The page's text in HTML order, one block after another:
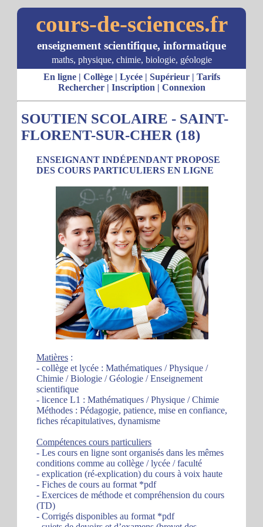
cours-de-sciences.fr
enseignement scientifique, informatique
maths, physique, chimie, biologie, géologie
En ligne| Collège| Lycée| Supérieur| Tarifs
Rechercher| Inscription | Connexion
SOUTIEN SCOLAIRE - SAINT-
FLORENT-SUR-CHER (18)
ENSEIGNANT INDÉPENDANT PROPOSE
DES COURS PARTICULIERS EN LIGNE
Matières :
- collège et lycée : Mathématiques / Physique /
Chimie / Biologie / Géologie / Enseignement
scientifique
- licence L1 : Mathématiques / Physique / Chimie
Méthodes : Pédagogie, patience, mise en confiance,
fiches récapitulatives, dynamisme
Compétences cours particuliers
- Les cours en ligne sont organisés dans les mêmes
conditions comme au collège / lycée / faculté
- explication (ré-explication) du cours à voix haute
- Fiches de cours au format *pdf
- Exercices de méthode et compréhension du cours
(TD)
- Corrigés disponibles au format *pdf